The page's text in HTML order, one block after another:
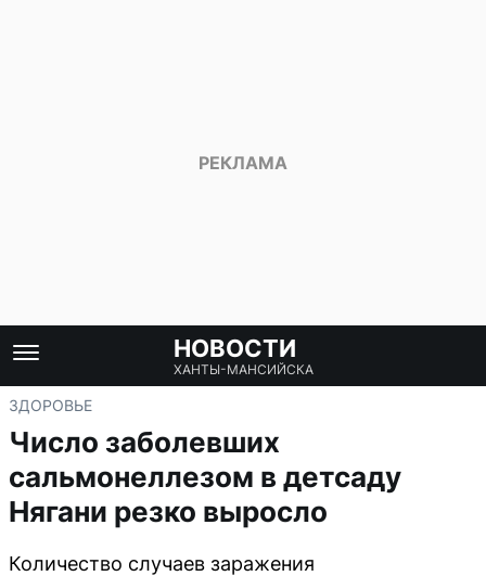
НОВОСТИ
ХАНТЫ-МАНСИЙСКА
ЗДОРОВЬЕ
Число заболевших
сальмонеллезом в детсаду
Нягани резко выросло
Количество случаев заражения